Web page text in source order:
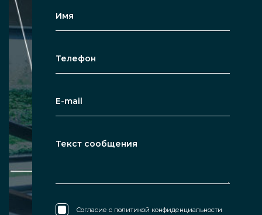
Согласие с политикой конфиденциальности